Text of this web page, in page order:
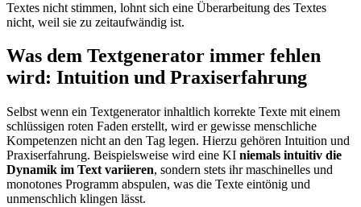
Textes nicht stimmen, lohnt sich eine Überarbeitung des Textes
nicht, weil sie zu zeitaufwändig ist.
Was dem Textgenerator immer fehlen
wird: Intuition und Praxiserfahrung
Selbst wenn ein Textgenerator inhaltlich korrekte Texte mit einem
schlüssigen roten Faden erstellt, wird er gewisse menschliche
Kompetenzen nicht an den Tag legen. Hierzu gehören Intuition und
Praxiserfahrung. Beispielsweise wird eine KI niemals intuitiv die
Dynamik im Text variieren, sondern stets ihr maschinelles und
monotones Programm abspulen, was die Texte eintönig und
unmenschlich klingen lässt.